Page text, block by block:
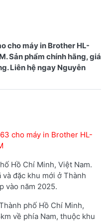
cho máy in Brother HL-
Sản phẩm chính hãng, giá
Liên hệ ngay Nguyễn
cho máy in Brother HL-
Hồ Chí Minh, Việt Nam.
đặc khu mới ở Thành
vào năm 2025.
phố Hồ Chí Minh,
về phía Nam, thuộc khu